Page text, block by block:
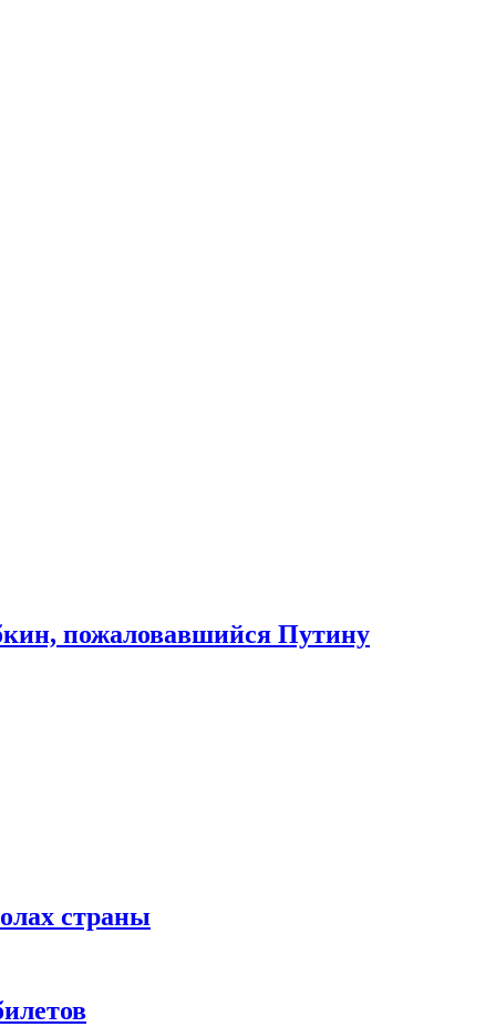
пожаловавшийся Путину
страны